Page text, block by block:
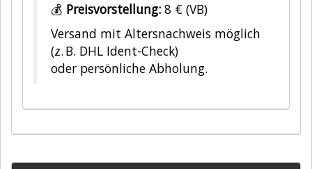
💰 Preisvorstellung: 8 € (VB)
Versand mit Altersnachweis möglich
(z. B. DHL Ident-Check)
oder persönliche Abholung.